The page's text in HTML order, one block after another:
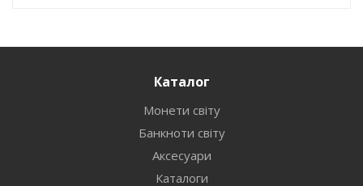
Каталог
Монети світу
Банкноти світу
Аксесуари
Каталоги